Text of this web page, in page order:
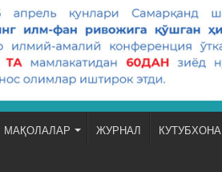
МАҚОЛАЛАР ЖУРНАЛ КУТУБХОНА